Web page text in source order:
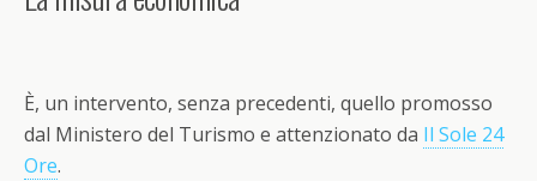
È, un intervento, senza precedenti, quello promosso
dal Ministero del Turismo e attenzionato da Il Sole 24
Ore.